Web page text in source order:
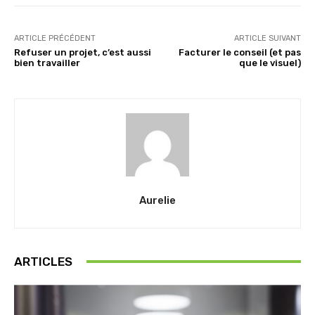
ARTICLE PRÉCÉDENT
Refuser un projet, c’est aussi
bien travailler
ARTICLE SUIVANT
Facturer le conseil (et pas
que le visuel)
Aurelie
ARTICLES